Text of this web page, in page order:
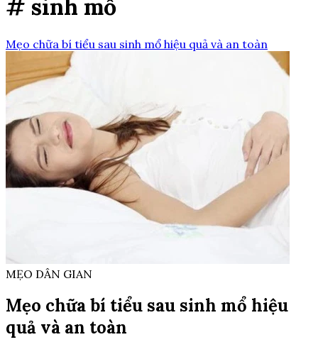
# sinh mổ
Mẹo chữa bí tiểu sau sinh mổ hiệu quả và an toàn
MẸO DÂN GIAN
Mẹo chữa bí tiểu sau sinh mổ hiệu
quả và an toàn